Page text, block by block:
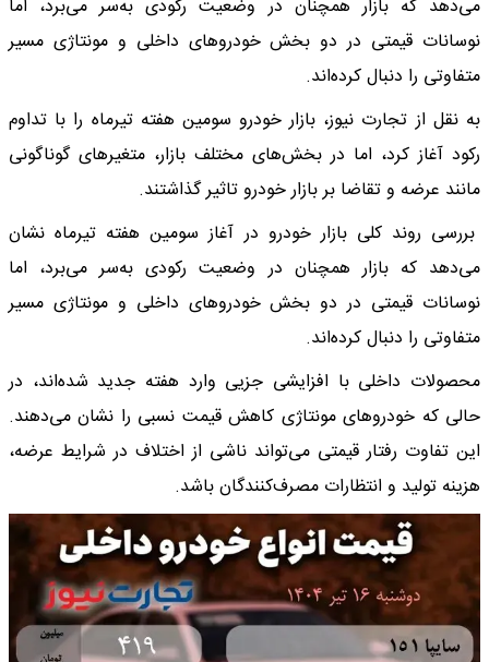
می‌دهد که بازار همچنان در وضعیت رکودی به‌سر می‌برد، اما
نوسانات قیمتی در دو بخش خودروهای داخلی و مونتاژی مسیر
متفاوتی را دنبال کرده‌اند.
به نقل از تجارت نیوز، بازار خودرو سومین هفته تیرماه را با تداوم
رکود آغاز کرد، اما در بخش‌های مختلف بازار، متغیرهای گوناگونی
مانند عرضه و تقاضا بر بازار خودرو تاثیر گذاشتند.
بررسی روند کلی بازار خودرو در آغاز سومین هفته تیرماه نشان
می‌دهد که بازار همچنان در وضعیت رکودی به‌سر می‌برد، اما
نوسانات قیمتی در دو بخش خودروهای داخلی و مونتاژی مسیر
متفاوتی را دنبال کرده‌اند.
محصولات داخلی با افزایشی جزیی وارد هفته جدید شده‌اند، در
حالی که خودروهای مونتاژی کاهش قیمت نسبی را نشان می‌دهند.
این تفاوت رفتار قیمتی می‌تواند ناشی از اختلاف در شرایط عرضه،
هزینه تولید و انتظارات مصرف‌کنندگان باشد.